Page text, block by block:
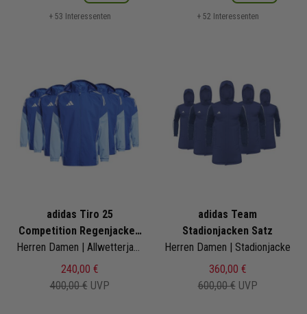
+ 53 Interessenten + 52 Interessenten
adidas Tiro 25
Competition Regenjacken
Satz
Herren Damen | Allwetterjacke
240,00 €
400,00 € UVP
adidas Team
Stadionjacken Satz
Herren Damen | Stadionjacke
360,00 €
600,00 € UVP